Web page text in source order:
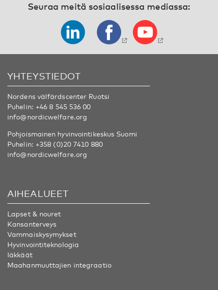
Seuraa meitä sosiaalisessa mediassa:
YHTEYSTIEDOT
Nordens välfärdscenter Ruotsi
Puhelin: +46 8 545 536 00
info@nordicwelfare.org
Pohjoismainen hyvinvointikeskus Suomi
Puhelin: +358 (0)20 7410 880
info@nordicwelfare.org
AIHEALUEET
Lapset & nouret
Kansanterveys
Vammaiskysymykset
Hyvinvointiteknologia
Iäkkäät
Maahanmuuttajien integraatio